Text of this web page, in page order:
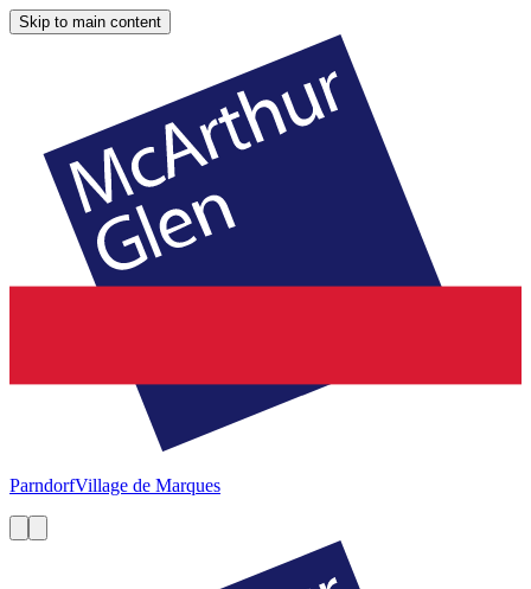
Skip to main content
ParndorfVillage de Marques